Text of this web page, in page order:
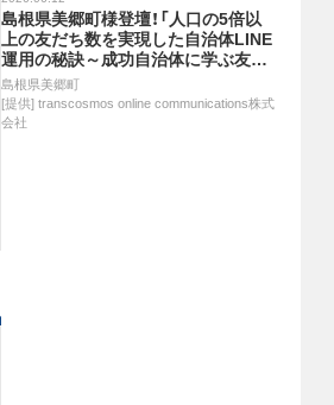
島根県美郷町様登壇！「人口の5倍以
上の友だち数を実現した自治体LINE
運用の秘訣～成功自治体に学ぶ友だ
ち増加施策～」セミナー6/23開催（無
料）
島根県美郷町
[提供] transcosmos online communications株式
会社